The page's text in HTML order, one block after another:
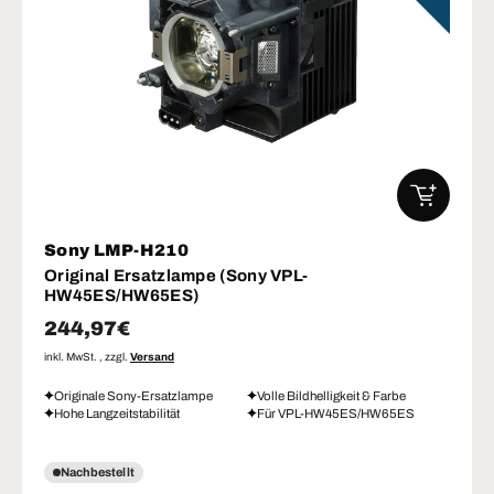
Sony LMP-H210
Original Ersatzlampe (Sony VPL-
HW45ES/HW65ES)
Normaler Preis
244,97€
inkl. MwSt. , zzgl. Versand
Originale Sony-Ersatzlampe
Volle Bildhelligkeit & Farbe
Hohe Langzeitstabilität
Für VPL-HW45ES/HW65ES
Nachbestellt
IN DEN